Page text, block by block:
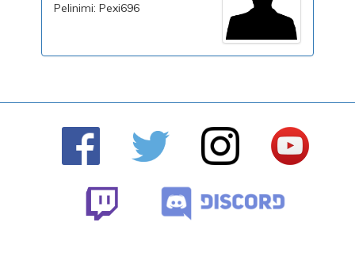
Pelinimi: Pexi696